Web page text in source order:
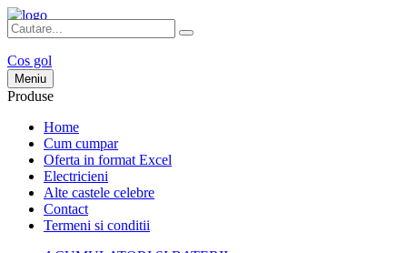
Cos gol
Meniu
Produse
Home
Cum cumpar
Oferta in format Excel
Electricieni
Alte castele celebre
Contact
Termeni si conditii